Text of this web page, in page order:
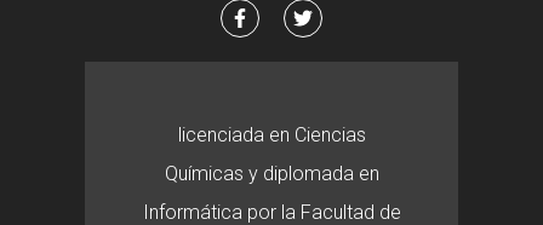
licenciada en Ciencias
Químicas y diplomada en
Informática por la Facultad de